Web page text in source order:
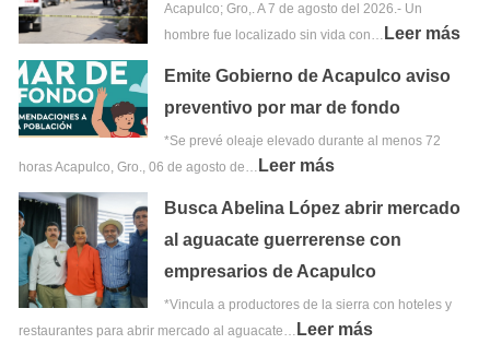
Acapulco; Gro,. A 7 de agosto del 2026.- Un
hombre fue localizado sin vida con… Leer más
Emite Gobierno de Acapulco aviso
preventivo por mar de fondo
*Se prevé oleaje elevado durante al menos 72
horas Acapulco, Gro., 06 de agosto de… Leer más
Busca Abelina López abrir mercado
al aguacate guerrerense con
empresarios de Acapulco
*Vincula a productores de la sierra con hoteles y
restaurantes para abrir mercado al aguacate… Leer más